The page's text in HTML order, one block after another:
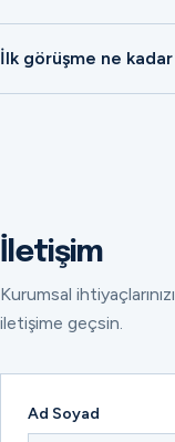
İlk görüşme ne
İletişim
Kurumsal
iletişime geçsin.
Ad Soyad